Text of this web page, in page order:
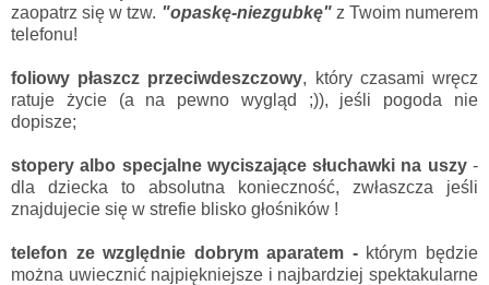
zaopatrz się w tzw. "opaskę-niezgubkę"z Twoim numerem
telefonu!
foliowy płaszcz przeciwdeszczowy, który czasami wręcz
ratuje życie (a na pewno wygląd ;)), jeśli pogoda nie
dopisze;
stopery albo specjalne wyciszające słuchawki na uszy -
dla dziecka to absolutna konieczność, zwłaszcza jeśli
znajdujecie się w strefie blisko głośników !
telefon ze względnie dobrym aparatem -którym będzie
można uwiecznić najpiękniejsze i najbardziej spektakularne